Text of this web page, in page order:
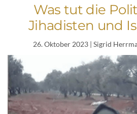
Was tut die
Jihadisten und
26. Oktober 2023| Sigrid